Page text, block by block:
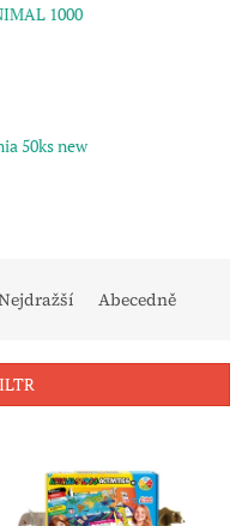
1000
50ks new
Abecedně